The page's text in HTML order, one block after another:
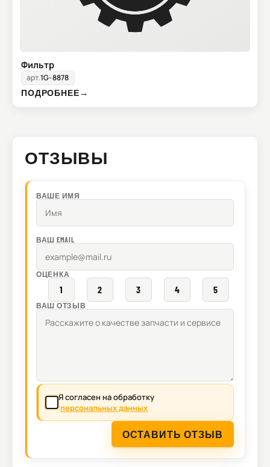
Фильтр
арт.1G-8878
ПОДРОБНЕЕ→
ОТЗЫВЫ
ВАШЕ ИМЯ
ВАШ EMAIL
ОЦЕНКА
1 2 3 4 5
ВАШ ОТЗЫВ
Я согласен на обработку
персональных данных
ОСТАВИТЬ ОТЗЫВ